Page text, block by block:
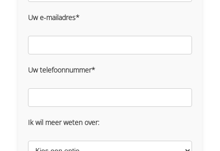
Uw e-mailadres*
Uw telefoonnummer*
Ik wil meer weten over: